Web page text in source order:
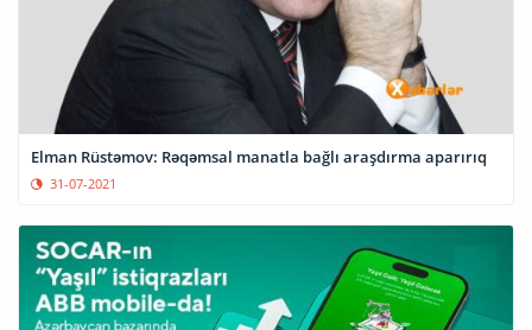
Elman Rüstəmov: Rəqəmsal manatla bağlı araşdırma aparırıq
31-07-2021